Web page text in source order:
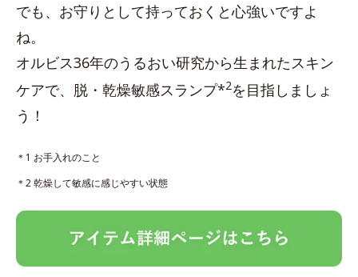
でも、お守りとして持っておくと心強いですよ
ね。
オルビス36年のうるおい研究から生まれたスキン
ケアで、脱・乾燥敏感スランプ*2を目指しましょ
う！
＊1 お手入れのこと
＊2 乾燥して敏感に感じやすい状態